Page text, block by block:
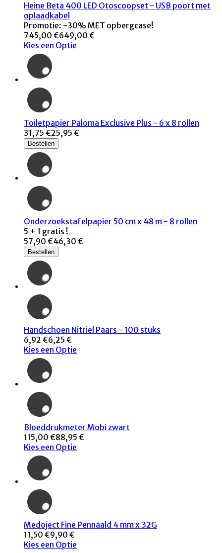
Heine Beta 400 LED Otoscoopset - USB poort met
oplaadkabel
Promotie: -30% MET opbergcase!
745,00 €649,00 €
Kies een Optie
Toiletpapier Paloma Exclusive Plus - 6 x 8 rollen
31,75 €25,95 €
Bestellen
Onderzoekstafelpapier 50 cm x 48 m - 8 rollen
5 + 1 gratis !
57,90 €46,30 €
Bestellen
Handschoen Nitriel Paars - 100 stuks
6,92 €6,25 €
Kies een Optie
Bloeddrukmeter Mobi zwart
115,00 €88,95 €
Kies een Optie
Medoject Fine Pennaald 4 mm x 32G
11,50 €9,90 €
Kies een Optie